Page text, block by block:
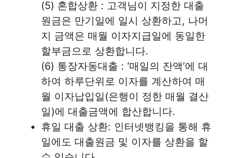
(5) 혼합상환 : 고객님이 지정한 대출
원금은 만기일에 일시 상환하고, 나머
지 금액은 매월 이자지급일에 동일한
할부금으로 상환합니다.
(6) 통장자동대출 : ‘매일의 잔액’에 대
하여 하루단위로 이자를 계산하여 매
월 이자납입일(은행이 정한 매월 결산
일)에 대출금액에 합산합니다.
휴일 대출 상환: 인터넷뱅킹을 통해 휴
일에도 대출원금 및 이자를 상환을 할